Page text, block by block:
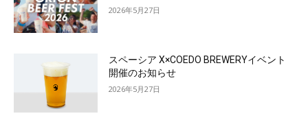
2026年5月27日
スペーシア X×COEDO BREWERYイベント
開催のお知らせ
2026年5月27日